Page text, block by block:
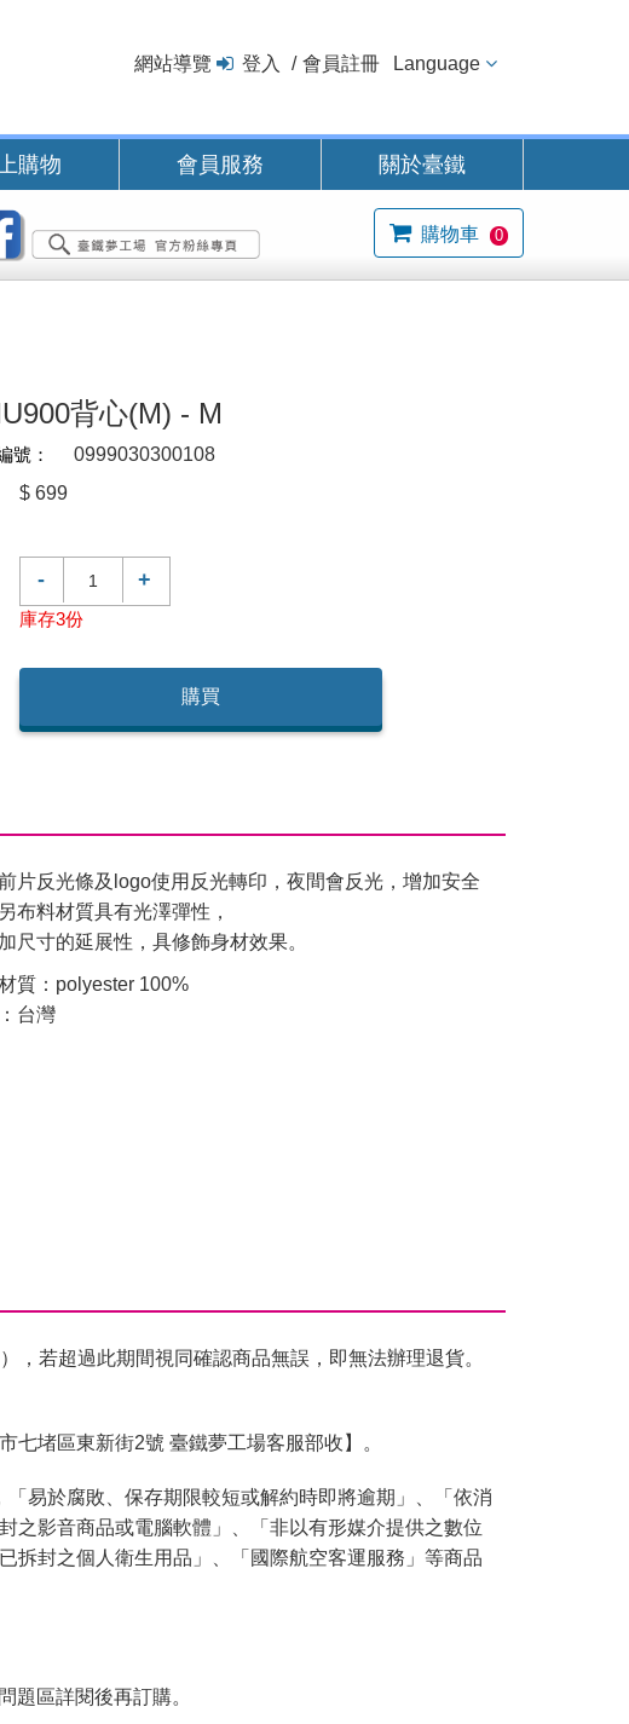
網站導覽 登入 會員註冊 Language
購物 會員服務 關於臺鐵
購物車 0
背心(M) - M
號：
0999030300108
$ 699
- +
庫存3份
購買
片反光條及logo使用反光轉印，夜間會反光，增加安全
布料材質具有光澤彈性，
尺寸的延展性，具修飾身材效果。
質：polyester 100%
台灣
若超過此期間視同確認商品無誤，即無法辦理退貨。
堵區東新街2號 臺鐵夢工場客服部收】。
易於腐敗、保存期限較短或解約時即將逾期」、「依消
之影音商品或電腦軟體」、「非以有形媒介提供之數位
拆封之個人衛生用品」、「國際航空客運服務」等商品
題區詳閱後再訂購。